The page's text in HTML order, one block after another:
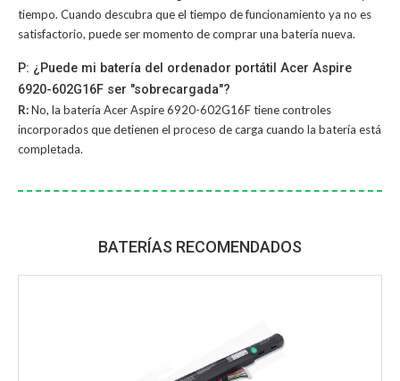
tiempo. Cuando descubra que el tiempo de funcionamiento ya no es
satisfactorio, puede ser momento de comprar una batería nueva.
P: ¿Puede mi batería del ordenador portátil Acer Aspire
6920-602G16F ser "sobrecargada"?
R:No, la batería Acer Aspire 6920-602G16Ftiene controles
incorporados que detienen el proceso de carga cuando la batería está
completada.
BATERÍAS RECOMENDADOS